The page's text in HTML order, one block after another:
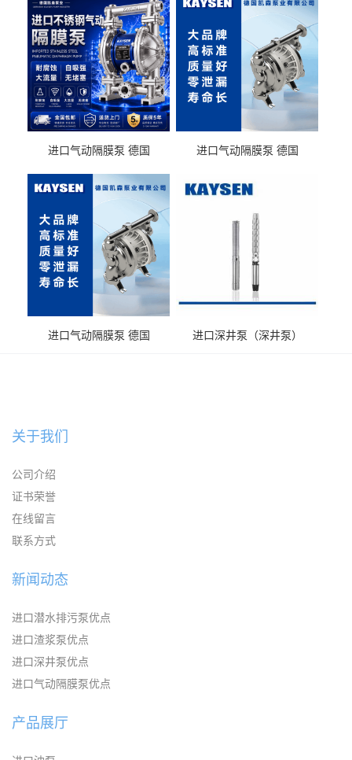
进口气动隔膜泵 德国
送气动泵
进口气动隔膜泵 德国
输送
进口气动隔膜泵 德国
进口深井泵（深井泵）
关于我们
公司介绍
证书荣誉
在线留言
联系方式
新闻动态
进口潜水排污泵优点
进口渣浆泵优点
进口深井泵优点
进口气动隔膜泵优点
产品展厅